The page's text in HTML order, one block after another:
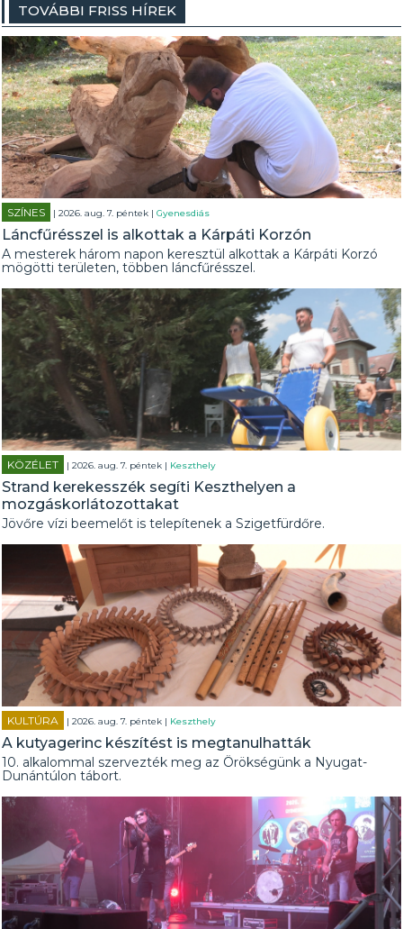
TOVÁBBI FRISS HÍREK
SZÍNES | 2026. aug. 7. péntek |Gyenesdiás
Láncfűrésszel is alkottak a Kárpáti Korzón
A mesterek három napon keresztül alkottak a Kárpáti Korzó
mögötti területen, többen láncfűrésszel.
KÖZÉLET | 2026. aug. 7. péntek | Keszthely
Strand kerekesszék segíti Keszthelyen a
mozgáskorlátozottakat
Jövőre vízi beemelőt is telepítenek a Szigetfürdőre.
KULTÚRA | 2026. aug. 7. péntek | Keszthely
A kutyagerinc készítést is megtanulhatták
10. alkalommal szervezték meg az Örökségünk a Nyugat-
Dunántúlon tábort.